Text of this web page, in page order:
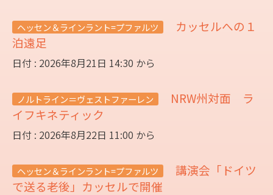
ヘッセン＆ラインラント=プファルツ
カッセルへの１
泊遠足
日付 : 2026年8月21日 14:30 から
ノルトライン＝ヴェストファーレン
NRW州対面 ラ
イフキネティック
日付 : 2026年8月22日 11:00 から
ヘッセン＆ラインラント=プファルツ
講演会「ドイツ
で送る老後」カッセルで開催